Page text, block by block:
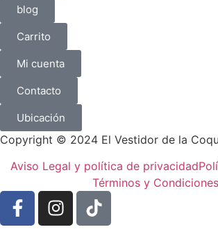
blog
Carrito
Mi cuenta
Contacto
Ubicación
Copyright © 2024 El Vestidor de la
Aviso Legal y política de privacidad
Términos y Condiciones